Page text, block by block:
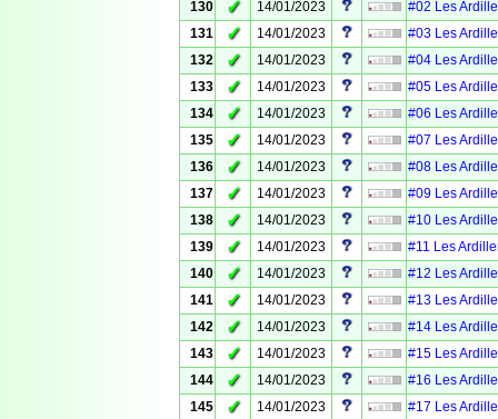
130 ✓ 14/01/2023
#02 Les
131
✓ 14/01/2023
#03 Les
132
✓ 14/01/2023
#04 Les
133
✓ 14/01/2023
#05 Les
134
✓ 14/01/2023
#06 Les
135
✓ 14/01/2023
#07 Les
136
✓ 14/01/2023
#08 Les
137
✓ 14/01/2023
#09 Les
138
✓ 14/01/2023
#10 Les
139
✓ 14/01/2023
#11 Les
140
✓ 14/01/2023
#12 Les
141
✓ 14/01/2023
#13 Les
142
✓ 14/01/2023
#14 Les
143
✓ 14/01/2023
#15 Les
144
✓ 14/01/2023
#16 Les
145
✓ 14/01/2023
#17 Les